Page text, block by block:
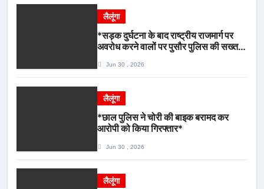
लैलूंगा
*सड़क दुर्घटना के बाद राष्ट्रीय राजमार्ग पर
अवरोध करने वालों पर पुसौर पुलिस की सख्त
Jun 30 , 2026
लैलूंगा
*छाल पुलिस ने चोरी की बाइक बरामद कर
आरोपी को किया गिरफ्तार*
Jun 30 , 2026
लैलूंगा